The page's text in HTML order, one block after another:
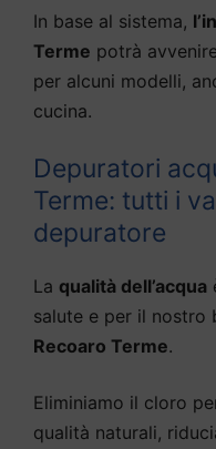
In base al sistema,
Terme potrà
per alcuni modelli,
cucina.
Depuratori
Terme: tutti i
depuratore
La qualità dell’acqua
salute e per il nostro
Recoaro Terme.
Eliminiamo il cloro
qualità naturali,